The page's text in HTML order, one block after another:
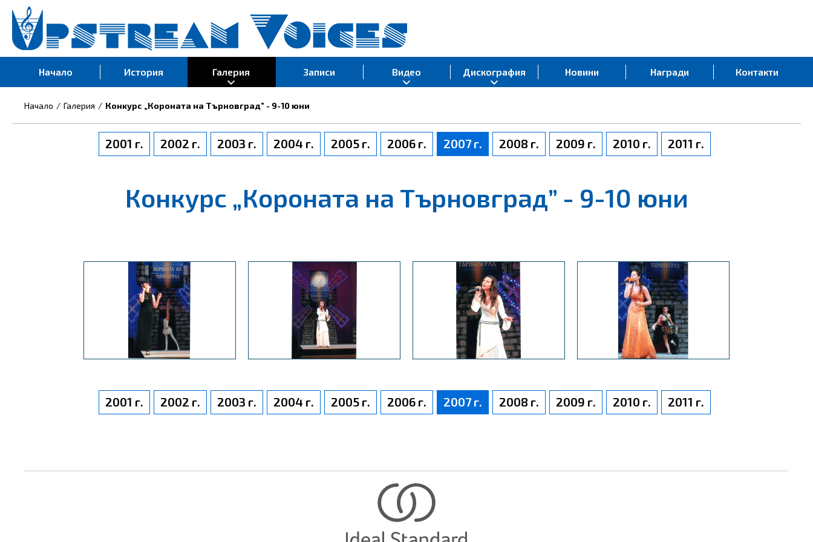
Начало История Галерия Записи Видео Дискография Новини Награди Контакти
Начало Галерия Конкурс „Короната на Търновград” - 9-10 юни
2001 г. 2002 г. 2003 г. 2004 г. 2005 г. 2006 г. 2007 г. 2008 г. 2009 г. 2010 г. 2011 г.
Конкурс „Короната на Търновград” - 9-10 юни
2001 г. 2002 г. 2003 г. 2004 г. 2005 г. 2006 г. 2007 г. 2008 г. 2009 г. 2010 г. 2011 г.